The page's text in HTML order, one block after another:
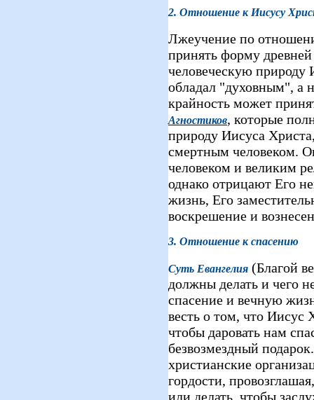
2. Отношение к Иисусу
Лжеучение по
принять форму
человеческую природу
обладал "духовным", а
крайность может
Агностиков, которые
природу Иисуса
смертным человеком.
человеком и великим
однако отрицают Его
жизнь, Его
воскрешение и
3. Отношение к спасению
Суть Евангелия (Благой
должны делать и чего
спасение и вечную
весть о том, что Иисус
чтобы даровать нам
безвозмездный
христианские
гордости,
или делать, чтобы